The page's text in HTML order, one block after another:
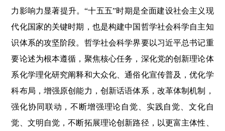
力影响力显著提升。“十五五”时期是全面建设社会主义现
代化国家的关键时期，也是构建中国哲学社会科学自主知
识体系的攻坚阶段。哲学社会科学界要以习近平总书记重
要论述为根本遵循，聚焦核心任务，深化党的创新理论体
系化学理化研究阐释和大众化、通俗化宣传普及，优化学
科布局，增强原创能力，创新话语体系，改革体制机制，
强化协同联动，不断增强理论自觉、实践自觉、文化自
觉、文明自觉，不断拓展理论创新路径，以更富主体性、